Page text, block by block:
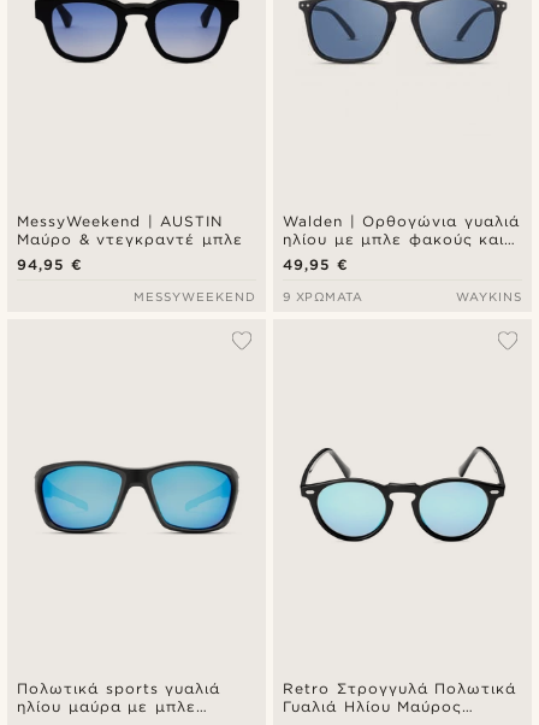
MessyWeekend | AUSTIN
Μαύρο & ντεγκραντέ μπλε
94,95 €
MESSYWEEKEND
Walden | Ορθογώνια γυαλιά
ηλίου με μπλε φακούς και
μαύρο σκελετό
49,95 €
9 ΧΡΏΜΑΤΑ WAYKINS
Πολωτικά sports γυαλιά
ηλίου μαύρα με μπλε
Retro Στρογγυλά Πολωτικά
Γυαλιά Ηλίου Μαύρος